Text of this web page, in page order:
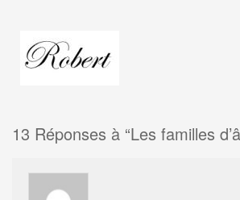
13 Réponses à “Les familles